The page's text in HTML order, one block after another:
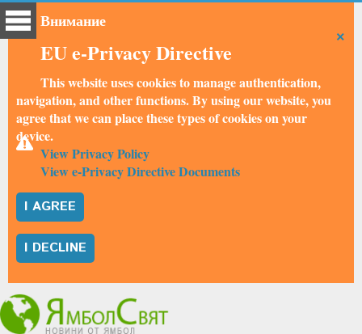
×
Внимание
EU e-Privacy Directive
This website uses cookies to manage authentication,
navigation, and other functions. By using our website, you
agree that we can place these types of cookies on your
device.
View Privacy Policy
View e-Privacy Directive Documents
I AGREE
I DECLINE